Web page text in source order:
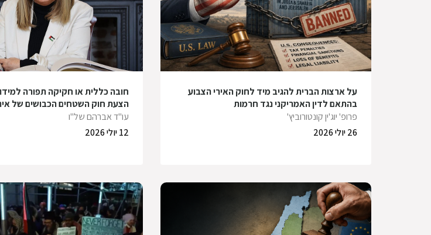
על ארצות הברית להגיב מיד לחוק האירי הצבוע
בהתאם לדין האמריקני נגד חרמות
פרופ' יוג'ין קונטורוביץ'
26 יולי 2026
חובה כללית או חקיקה תפורה
הצעת חוק השטחים הכבושים של
עו"ד אברהם של"ו
12 יולי 2026